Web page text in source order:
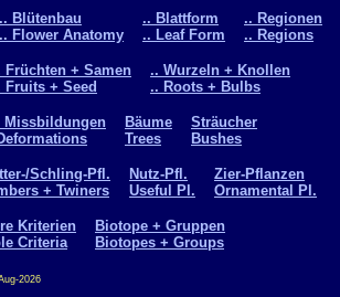
.. Blütenbau
.. Flower Anatomy
.. Blattform
.. Leaf Form
.. Regionen
.. Regions
Früchten + Samen
Fruits + Seed
.. Wurzeln + Knollen
.. Roots + Bulbs
Missbildungen
Bäume
Trees
Sträucher
Bushes
Schling-Pfl.
+ Twiners
Nutz-Pfl.
Useful Pl.
Zier-Pflanzen
Ornamental Pl.
Kriterien
Criteria
Biotope + Gruppen
Biotopes + Groups
2026